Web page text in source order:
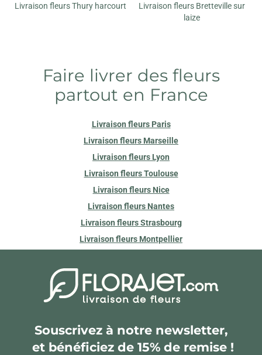
Livraison fleurs Thury harcourt
Livraison fleurs Bretteville sur
laize
Faire livrer des fleurs
partout en France
Livraison fleurs Paris
Livraison fleurs Marseille
Livraison fleurs Lyon
Livraison fleurs Toulouse
Livraison fleurs Nice
Livraison fleurs Nantes
Livraison fleurs Strasbourg
Livraison fleurs Montpellier
Souscrivez à notre newsletter,
et bénéficiez de 15% de remise !